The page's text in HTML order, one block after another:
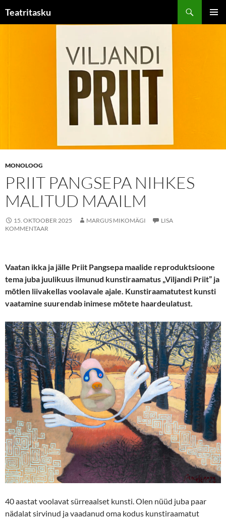
sisu
Teatritasku
MONOLOOG
PRIIT PANGSEPA NIHKES
MALITUD MAAILM
15. OKTOOBER 2025 MARGUS MIKOMÄGI
LISA
KOMMENTAAR
Vaatan ikka ja jälle Priit Pangsepa maalide reproduktsioone
tema juba juulikuus ilmunud kunstiraamatus „Viljandi Priit” ja
mõtlen liivakellas voolavale ajale. Kunstiraamatutest kunsti
vaatamine suurendab inimese mõtete haardeulatust.
40 aastat voolavat sürreaalset kunsti. Olen nüüd juba paar
nädalat sirvinud ja vaadanud oma kodus kunstiraamatut